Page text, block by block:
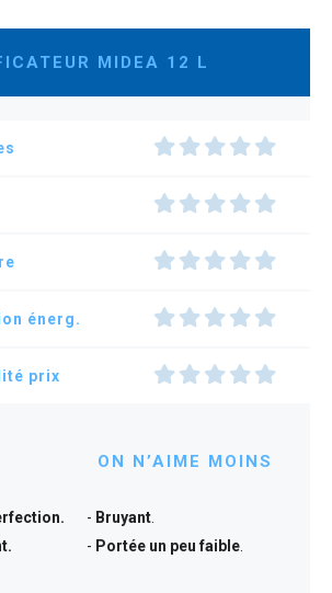
MIDEA 12 L
énerg.
prix
ON N’AIME MOINS
Bruyant
Portée un peu faible